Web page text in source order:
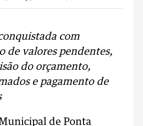
com
de valores pendentes,
do orçamento,
e pagamento de
de Ponta